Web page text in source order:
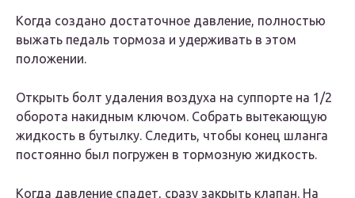
Когда создано достаточное давление, полностью
выжать педаль тормоза и удерживать в этом
положении.
Открыть болт удаления воздуха на суппорте на 1/2
оборота накидным ключом. Собрать вытекающую
жидкость в бутылку. Следить, чтобы конец шланга
постоянно был погружен в тормозную жидкость.
Когда давление спадет, сразу закрыть клапан. На